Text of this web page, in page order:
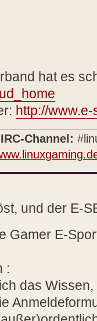
hat es
http://www.e-
IRC-Channel:
und der E-
Gamer E-
:
das